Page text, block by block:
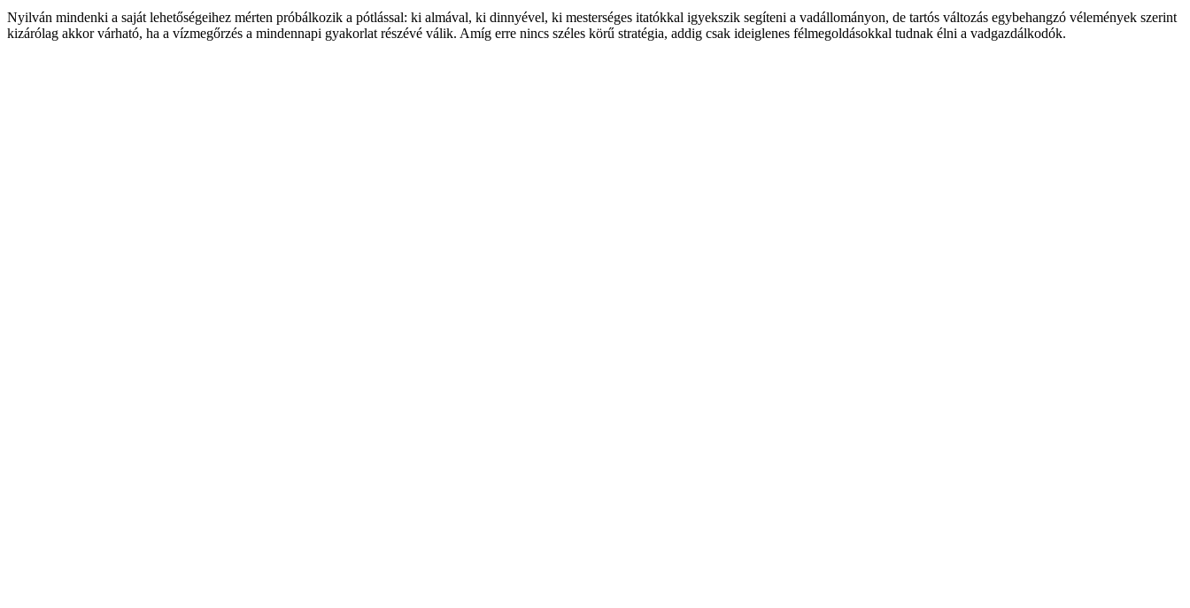
Nyilván mindenki a saját lehetőségeihez mérten próbálkozik a pótlással: ki almával, ki dinnyével, ki mesterséges itatókkal igyekszik segíteni a vadállományon, de tartós változás egybehangzó vélemények szerint
kizárólag akkor várható, ha a vízmegőrzés a mindennapi gyakorlat részévé válik. Amíg erre nincs széles körű stratégia, addig csak ideiglenes félmegoldásokkal tudnak élni a vadgazdálkodók.